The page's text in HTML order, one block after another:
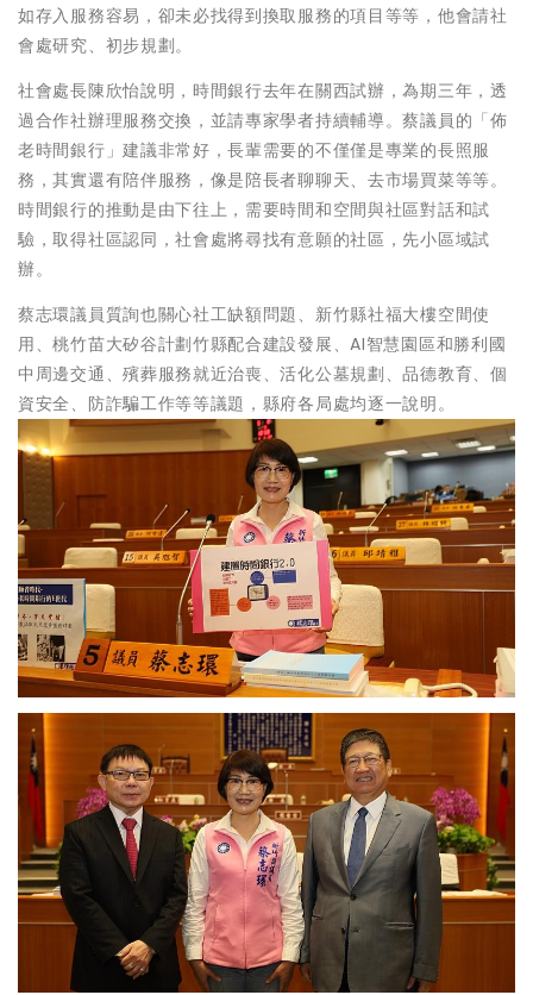
如存入服務容易，卻未必找得到換取服務的項目等等，他會請社
會處研究、初步規劃。
社會處長陳欣怡說明，時間銀行去年在關西試辦，為期三年，透
過合作社辦理服務交換，並請專家學者持續輔導。蔡議員的「佈
老時間銀行」建議非常好，長輩需要的不僅僅是專業的長照服
務，其實還有陪伴服務，像是陪長者聊聊天、去市場買菜等等。
時間銀行的推動是由下往上，需要時間和空間與社區對話和試
驗，取得社區認同，社會處將尋找有意願的社區，先小區域試
辦。
蔡志環議員質詢也關心社工缺額問題、新竹縣社福大樓空間使
用、桃竹苗大矽谷計劃竹縣配合建設發展、AI智慧園區和勝利國
中周邊交通、殯葬服務就近治喪、活化公墓規劃、品德教育、個
資安全、防詐騙工作等等議題，縣府各局處均逐一說明。